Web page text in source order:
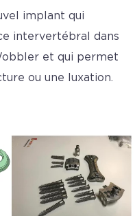
implant qui
intervertébral dans
et qui permet
ou une luxation.